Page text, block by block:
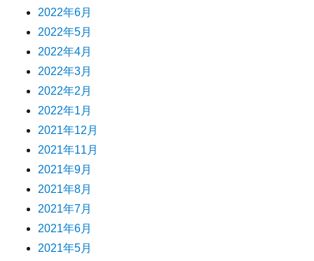
2022年6月
2022年5月
2022年4月
2022年3月
2022年2月
2022年1月
2021年12月
2021年11月
2021年9月
2021年8月
2021年7月
2021年6月
2021年5月